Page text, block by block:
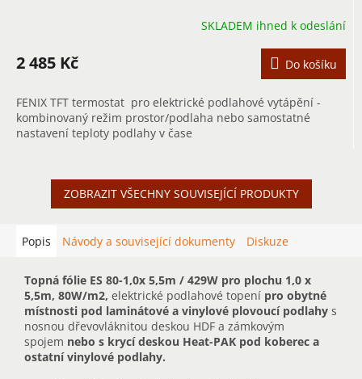
SKLADEM ihned k odeslání
2 485 Kč Do košíku
FENIX TFT termostat pro elektrické podlahové vytápění -
kombinovaný režim prostor/podlaha nebo samostatné
nastavení teploty podlahy v čase
ZOBRAZIT VŠECHNY SOUVISEJÍCÍ PRODUKTY
Popis Návody a související dokumenty Diskuze
Topná fólie ES 80-1,0x 5,5m / 429W pro plochu 1,0 x
5,5m, 80W/m2, elektrické podlahové topení pro obytné
místnosti pod laminátové a vinylové plovoucí podlahy s
nosnou dřevovláknitou deskou HDF a zámkovým
spojem nebo s krycí deskou Heat-PAK pod koberec a
ostatní vinylové podlahy.